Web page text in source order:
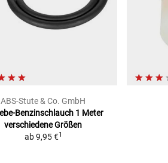
ABS-Stute & Co. GmbH
Benzinschlauch 1 Meter
verschiedene Größen
ab 9,95 €1